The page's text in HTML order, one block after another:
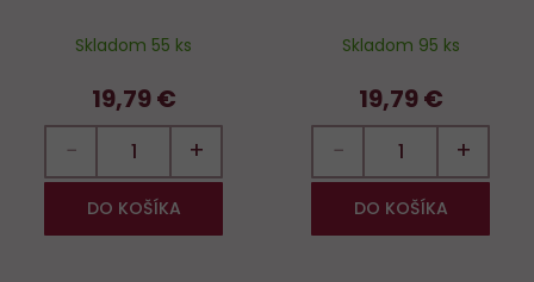
Skladom 55 ks
19,79 €
− +
DO KOŠÍKA
Skladom 95 ks
19,79 €
− +
DO KOŠÍKA